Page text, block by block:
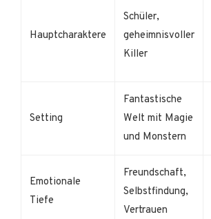
Hauptcharaktere
Schüler,
geheimnisvoller
Killer
Setting
Fantastische
Welt mit Magie
und Monstern
Emotionale
Tiefe
Freundschaft,
Selbstfindung,
Vertrauen